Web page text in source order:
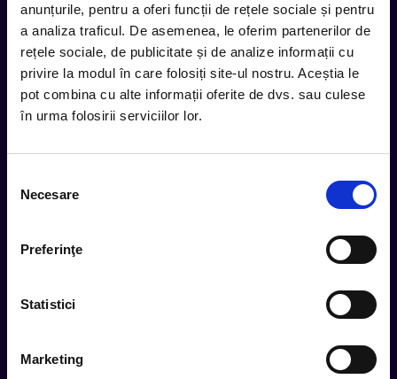
anunțurile, pentru a oferi funcții de rețele sociale și pentru
a analiza traficul. De asemenea, le oferim partenerilor de
rețele sociale, de publicitate și de analize informații cu
privire la modul în care folosiți site-ul nostru. Aceștia le
pot combina cu alte informații oferite de dvs. sau culese
în urma folosirii serviciilor lor.
consimțământului
Necesare
Preferinţe
Statistici
Marketing
Tot ce te intereseaza, direct in
inbox.
Aboneaza-te la newsletter-ul nostru, fii primul la care ajung
evenimentele noi.
Metode livrare